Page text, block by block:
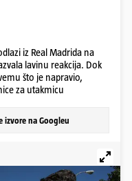
iz Real Madrida na
lavinu reakcija. Dok
što je napravio,
za utakmicu
izvore na Googleu